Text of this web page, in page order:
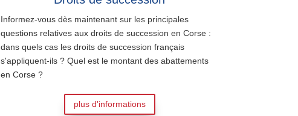
Informez-vous dès maintenant sur les principales
questions relatives aux droits de succession en Corse :
dans quels cas les droits de succession français
s'appliquent-ils ? Quel est le montant des abattements
en Corse ?
plus d'informations